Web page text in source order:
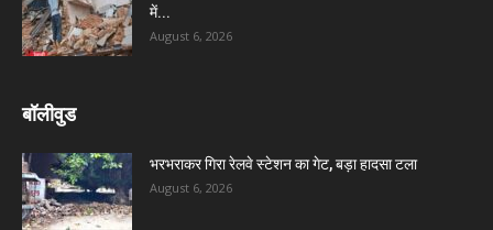
में...
August 6, 2026
बॉलीवुड
भरभराकर गिरा रेलवे स्टेशन का गेट, बड़ा हादसा टला
August 6, 2026